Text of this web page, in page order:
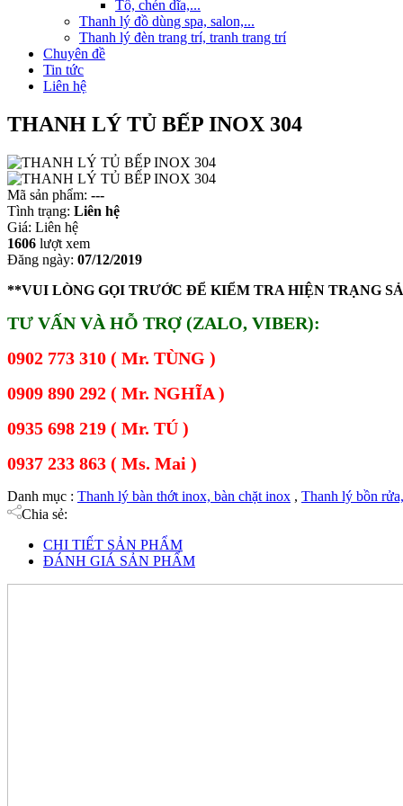
Tô, chén dĩa,...
Thanh lý đồ dùng spa, salon,...
Thanh lý đèn trang trí, tranh trang trí
Chuyên đề
Tin tức
Liên hệ
THANH LÝ TỦ BẾP INOX 304
Mã sản phẩm: ---
Tình trạng: Liên hệ
Giá: Liên hệ
1606 lượt xem
Đăng ngày: 07/12/2019
**VUI LÒNG GỌI TRƯỚC ĐỂ KIỂM TRA HIỆN TRẠNG
TƯ VẤN VÀ HỖ TRỢ (ZALO, VIBER):
0902 773 310 ( Mr. TÙNG )
0909 890 292 ( Mr. NGHĨA )
0935 698 219 ( Mr. TÚ )
0937 233 863 ( Ms. Mai )
Danh mục : Thanh lý bàn thớt inox, bàn chặt inox , Thanh lý bồn
Chia sẻ:
CHI TIẾT SẢN PHẨM
ĐÁNH GIÁ SẢN PHẨM